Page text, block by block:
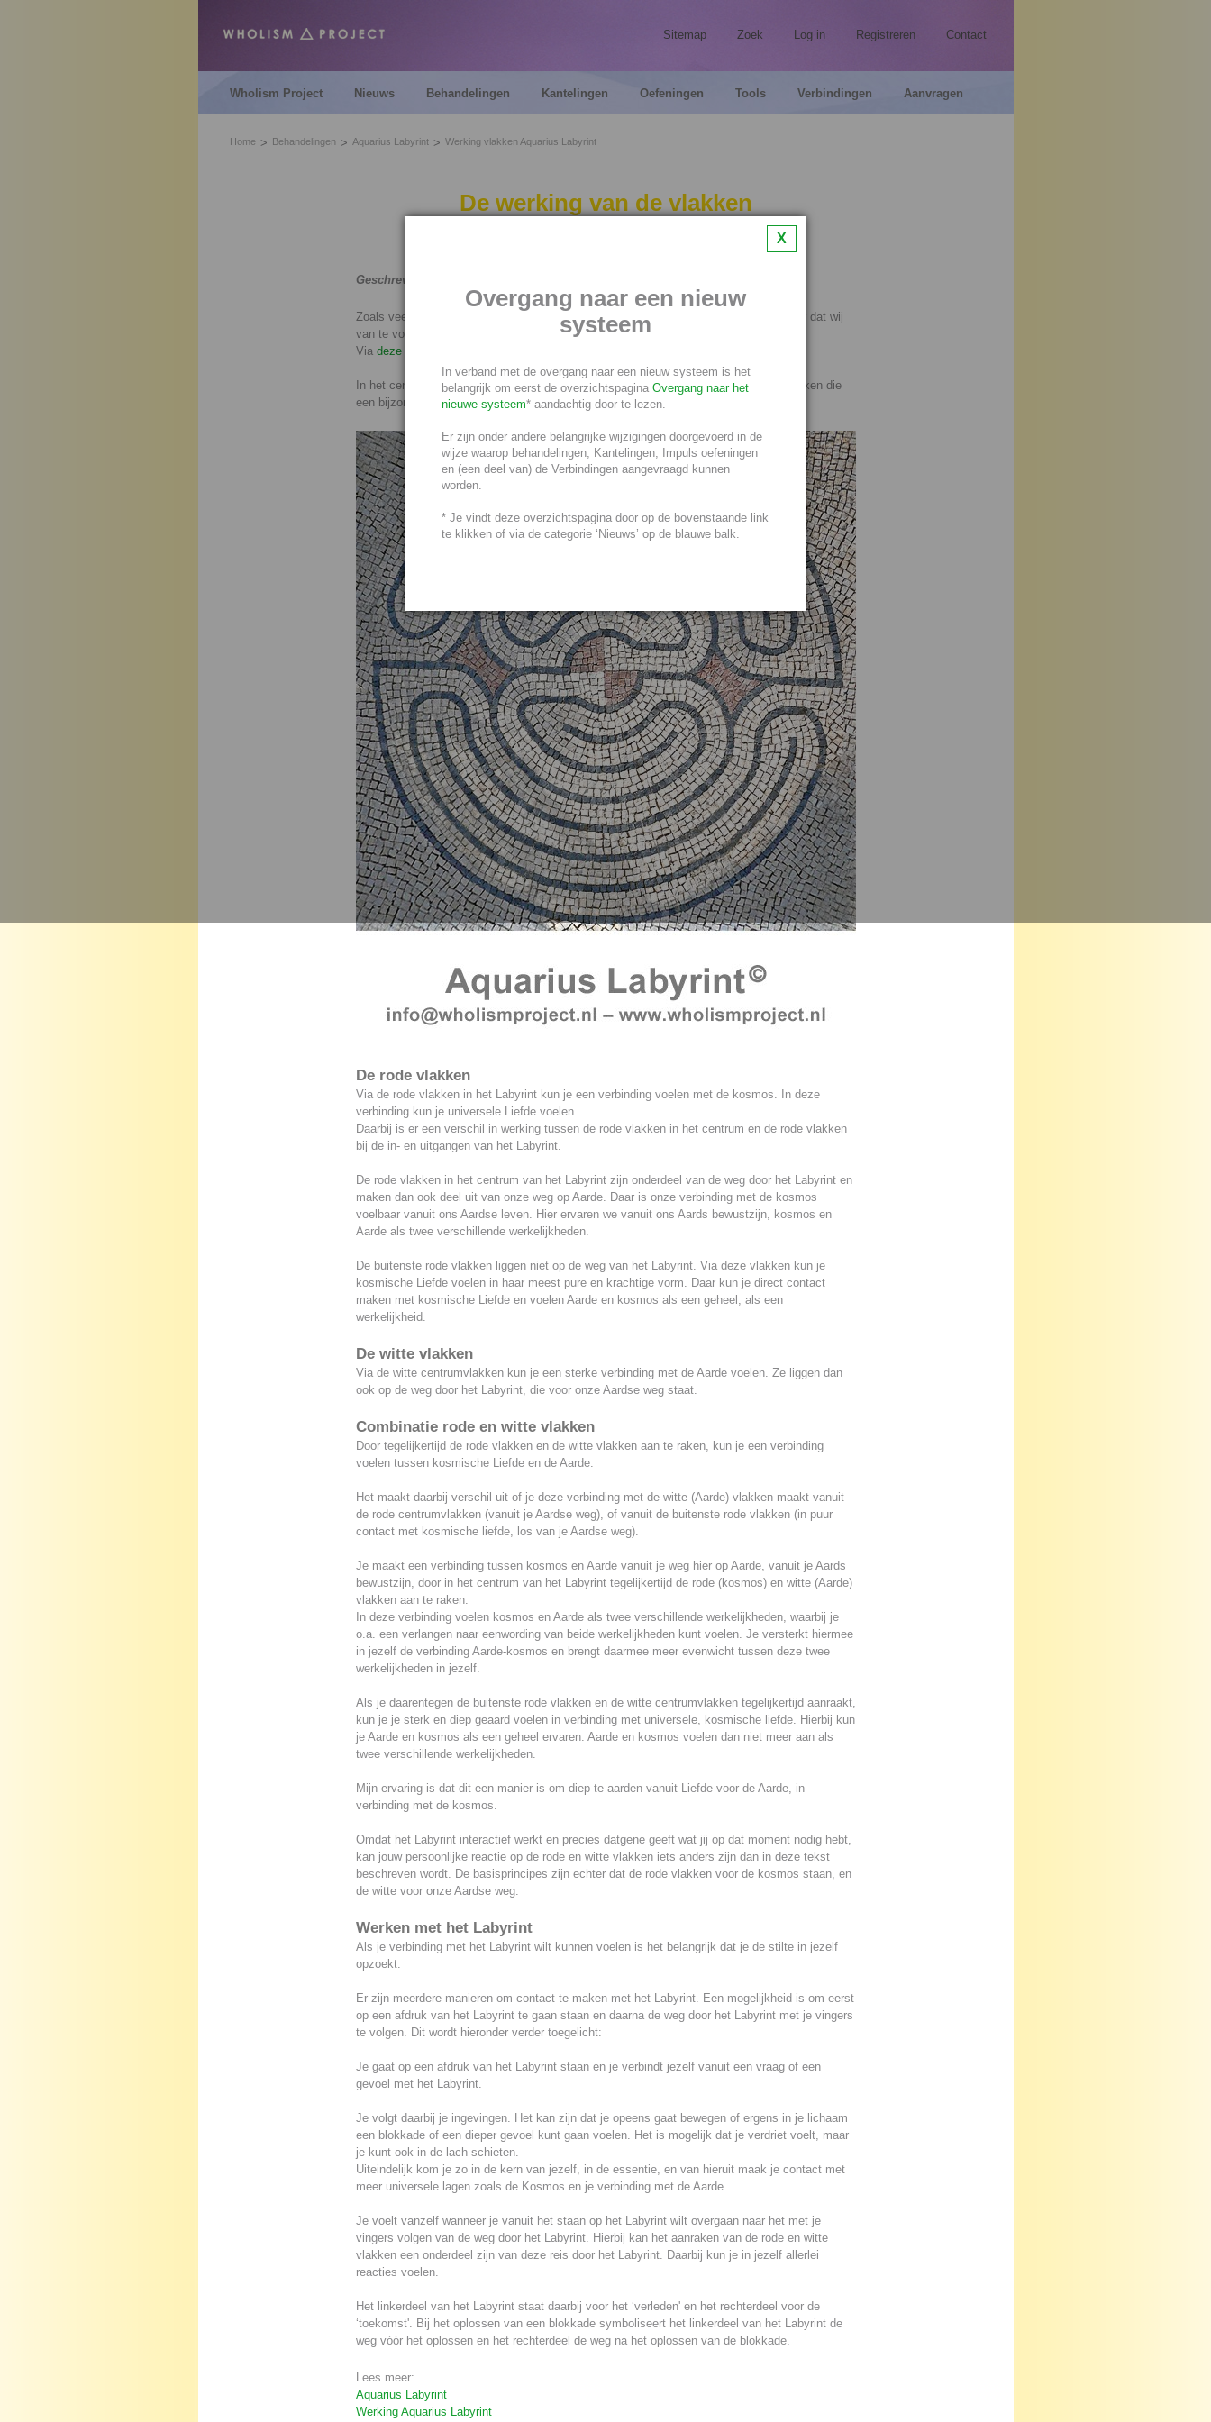
Sitemap Zoek Log in Registreren Contact
Wholism Project Nieuws Behandelingen Kantelingen Oefeningen Tools Verbindingen Aanvragen
Home Behandelingen Aquarius Labyrint Werking vlakken Aquarius Labyrint
De werking van de vlakken
Geschreven door Maria
Zoals veel producten die geleid ontstaan, is ook het Aquarius Labyrint ontstaan zonder dat wij
van te voren precies wisten welke werking het Aquarius Labyrint zou kunnen hebben.
Via deze link
In het centrum en naast de in- en uitgangen van het Labyrint, liggen rode en witte vlakken die
een bijzondere werking blijken te hebben.
De rode vlakken
Via de rode vlakken in het Labyrint kun je een verbinding voelen met de kosmos. In deze
verbinding kun je universele Liefde voelen.
Daarbij is er een verschil in werking tussen de rode vlakken in het centrum en de rode vlakken
bij de in- en uitgangen van het Labyrint.
De rode vlakken in het centrum van het Labyrint zijn onderdeel van de weg door het Labyrint en
maken dan ook deel uit van onze weg op Aarde. Daar is onze verbinding met de kosmos
voelbaar vanuit ons Aardse leven. Hier ervaren we vanuit ons Aards bewustzijn, kosmos en
Aarde als twee verschillende werkelijkheden.
De buitenste rode vlakken liggen niet op de weg van het Labyrint. Via deze vlakken kun je
kosmische Liefde voelen in haar meest pure en krachtige vorm. Daar kun je direct contact
maken met kosmische Liefde en voelen Aarde en kosmos als een geheel, als een
werkelijkheid.
De witte vlakken
Via de witte centrumvlakken kun je een sterke verbinding met de Aarde voelen. Ze liggen dan
ook op de weg door het Labyrint, die voor onze Aardse weg staat.
Combinatie rode en witte vlakken
Door tegelijkertijd de rode vlakken en de witte vlakken aan te raken, kun je een verbinding
voelen tussen kosmische Liefde en de Aarde.
Het maakt daarbij verschil uit of je deze verbinding met de witte (Aarde) vlakken maakt vanuit
de rode centrumvlakken (vanuit je Aardse weg), of vanuit de buitenste rode vlakken (in puur
contact met kosmische liefde, los van je Aardse weg).
Je maakt een verbinding tussen kosmos en Aarde vanuit je weg hier op Aarde, vanuit je Aards
bewustzijn, door in het centrum van het Labyrint tegelijkertijd de rode (kosmos) en witte (Aarde)
vlakken aan te raken.
In deze verbinding voelen kosmos en Aarde als twee verschillende werkelijkheden, waarbij je
o.a. een verlangen naar eenwording van beide werkelijkheden kunt voelen. Je versterkt hiermee
in jezelf de verbinding Aarde-kosmos en brengt daarmee meer evenwicht tussen deze twee
werkelijkheden in jezelf.
Als je daarentegen de buitenste rode vlakken en de witte centrumvlakken tegelijkertijd aanraakt,
kun je je sterk en diep geaard voelen in verbinding met universele, kosmische liefde. Hierbij kun
je Aarde en kosmos als een geheel ervaren. Aarde en kosmos voelen dan niet meer aan als
twee verschillende werkelijkheden.
Mijn ervaring is dat dit een manier is om diep te aarden vanuit Liefde voor de Aarde, in
verbinding met de kosmos.
Omdat het Labyrint interactief werkt en precies datgene geeft wat jij op dat moment nodig hebt,
kan jouw persoonlijke reactie op de rode en witte vlakken iets anders zijn dan in deze tekst
beschreven wordt. De basisprincipes zijn echter dat de rode vlakken voor de kosmos staan, en
de witte voor onze Aardse weg.
Werken met het Labyrint
Als je verbinding met het Labyrint wilt kunnen voelen is het belangrijk dat je de stilte in jezelf
opzoekt.
Er zijn meerdere manieren om contact te maken met het Labyrint. Een mogelijkheid is om eerst
op een afdruk van het Labyrint te gaan staan en daarna de weg door het Labyrint met je vingers
te volgen. Dit wordt hieronder verder toegelicht:
Je gaat op een afdruk van het Labyrint staan en je verbindt jezelf vanuit een vraag of een
gevoel met het Labyrint.
Je volgt daarbij je ingevingen. Het kan zijn dat je opeens gaat bewegen of ergens in je lichaam
een blokkade of een dieper gevoel kunt gaan voelen. Het is mogelijk dat je verdriet voelt, maar
je kunt ook in de lach schieten.
Uiteindelijk kom je zo in de kern van jezelf, in de essentie, en van hieruit maak je contact met
meer universele lagen zoals de Kosmos en je verbinding met de Aarde.
Je voelt vanzelf wanneer je vanuit het staan op het Labyrint wilt overgaan naar het met je
vingers volgen van de weg door het Labyrint. Hierbij kan het aanraken van de rode en witte
vlakken een onderdeel zijn van deze reis door het Labyrint. Daarbij kun je in jezelf allerlei
reacties voelen.
Het linkerdeel van het Labyrint staat daarbij voor het ‘verleden' en het rechterdeel voor de
‘toekomst'. Bij het oplossen van een blokkade symboliseert het linkerdeel van het Labyrint de
weg vóór het oplossen en het rechterdeel de weg na het oplossen van de blokkade.
Lees meer:
Aquarius Labyrint
Werking Aquarius Labyrint
X
Overgang naar een nieuw
systeem
In verband met de overgang naar een nieuw systeem is het
belangrijk om eerst de overzichtspagina Overgang naar het
nieuwe systeem* aandachtig door te lezen.
Er zijn onder andere belangrijke wijzigingen doorgevoerd in de
wijze waarop behandelingen, Kantelingen, Impuls oefeningen
en (een deel van) de Verbindingen aangevraagd kunnen
worden.
* Je vindt deze overzichtspagina door op de bovenstaande link
te klikken of via de categorie ‘Nieuws’ op de blauwe balk.